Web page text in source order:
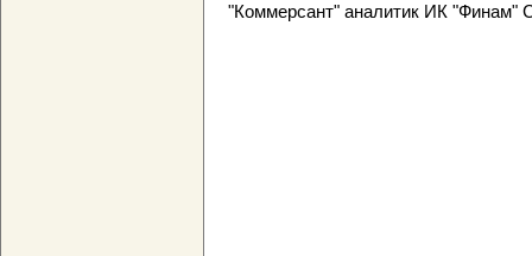
"Коммерсант" аналитик ИК "Финам"